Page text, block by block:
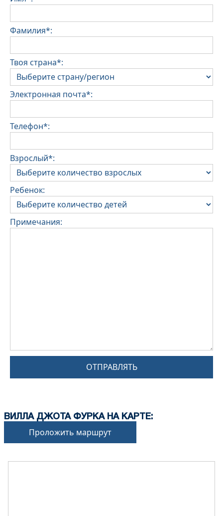
Фамилия*:
Твоя страна*:
Электронная почта*:
Телефон*:
Взрослый*:
Ребенок:
Примечания:
ОТПРАВЛЯТЬ
ВИЛЛА ДЖОТА ФУРКА НА КАРТЕ:
Проложить маршрут